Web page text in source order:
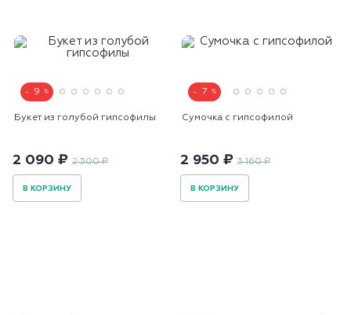
9
Букет из голубой гипсофилы
2 090 ₽ 2 300 ₽
В КОРЗИНУ
7
Сумочка с гипсофилой
2 950 ₽ 3 160 ₽
В КОРЗИНУ